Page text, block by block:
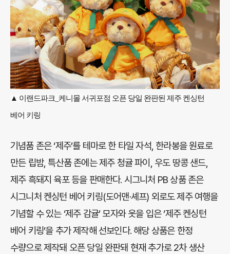
▲ 이랜드파크_케니몰 서귀포점 오픈 당일 완판된 제주 켄싱턴
베어 키링
기념품 존은 ‘제주’를 테마로 한 타일 자석, 한라봉을 원료로
만든 립밤, 특산품 존에는 제주 청귤 파이, 우도 땅콩 샌드,
제주 흑돼지 육포 등을 판매한다. 시그니처 PB 상품 존은
시그니처 켄싱턴 베어 키링(도어맨·셰프) 외로도 제주 여행을
기념할 수 있는 ‘제주 감귤’ 모자와 옷을 입은 ‘제주 켄싱턴
베어 키링’을 추가 제작해 선보인다. 해당 상품은 한정
수량으로 제작돼 오픈 당일 완판돼 현재 추가로 2차 생산